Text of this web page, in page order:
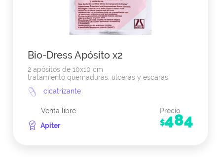
Bio-Dress Apósito x2
2 apósitos de 10x10 cm
tratamiento quemaduras, ulceras y escaras
cicatrizante
Venta libre
Apiter
Precio
$484